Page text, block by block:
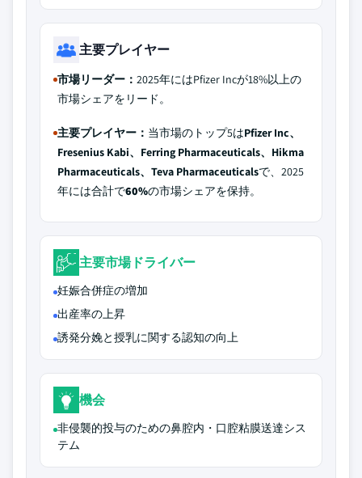
主要プレイヤー
市場リーダー： 2025年にはPfizer Incが18%以上の
市場シェアをリード。
主要プレイヤー： 当市場のトップ5はPfizer Inc、
Fresenius Kabi、Ferring Pharmaceuticals、Hikma
Pharmaceuticals、Teva Pharmaceuticalsで、2025
年には合計で60%の市場シェアを保持。
主要市場ドライバー
妊娠合併症の増加
出産率の上昇
誘発分娩と授乳に関する認知の向上
機会
非侵襲的投与のための鼻腔内・口腔粘膜送達シス
テム